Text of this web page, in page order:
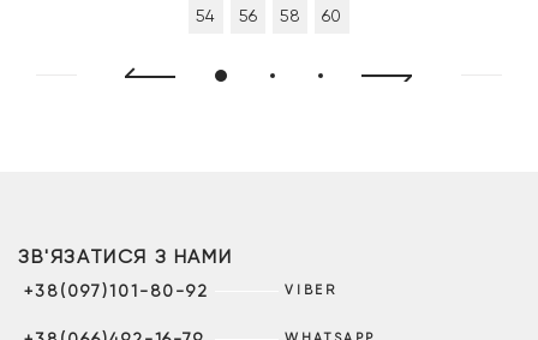
4
54 56 58 60
ЗВ'ЯЗАТИСЯ З НАМИ
+38(097)101-80-92 VIBER